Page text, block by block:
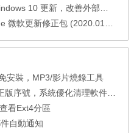
性、解決HTTPS安全漏洞、印表機呼叫(RPC)漏洞
軟更新修正包 (2020.01月份)
安裝，MP3/影片燒錄工具
化清理軟件，原價可是要 59.95 美金
看Ext4分區
自動通知